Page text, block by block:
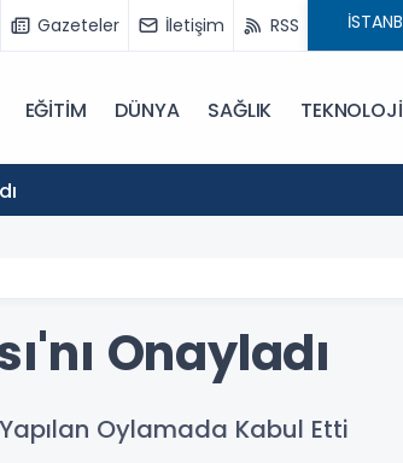
Gazeteler İletişim RSS
EĞİTİM DÜNYA SAĞLIK TEKNOLOJİ
Onayladı
Oylamada Kabul Etti